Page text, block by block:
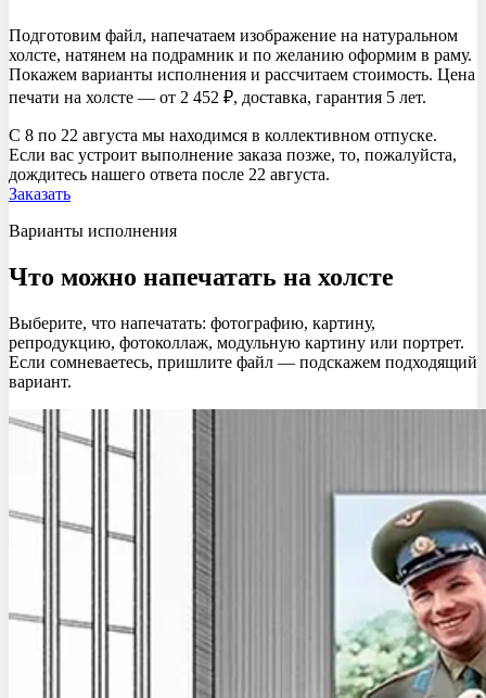
Подготовим файл, напечатаем изображение на натуральном
холсте, натянем на подрамник и по желанию оформим в раму.
Покажем варианты исполнения и рассчитаем стоимость. Цена
печати на холсте — от 2 452 ₽, доставка, гарантия 5 лет.
С 8 по 22 августа мы находимся в коллективном отпуске.
Если вас устроит выполнение заказа позже, то, пожалуйста,
дождитесь нашего ответа после 22 августа.
Заказать
Варианты исполнения
Что можно напечатать на холсте
Выберите, что напечатать: фотографию, картину,
репродукцию, фотоколлаж, модульную картину или портрет.
Если сомневаетесь, пришлите файл — подскажем подходящий
вариант.